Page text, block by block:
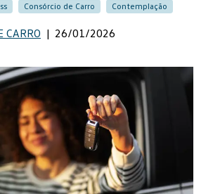
Consórcio de Carro Contemplação
CARRO | 26/01/2026